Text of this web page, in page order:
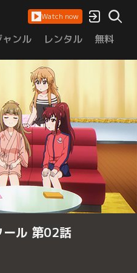
Watch now
ャンル レンタル 無料
ール 第02話